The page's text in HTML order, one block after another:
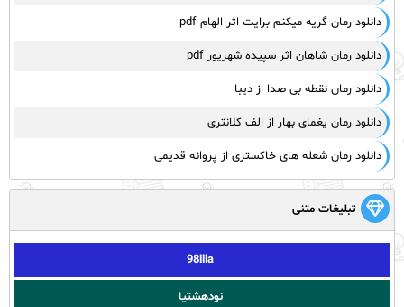
دانلود رمان گریه میکنم برایت اثر الهام pdf
دانلود رمان شاهان اثر سپیده شهریور pdf
دانلود رمان نقطه بی صدا از دیبا
دانلود رمان یغمای بهار از الف کلانتری
دانلود رمان شعله های خاکستری از پروانه قدیمی
تبلیغات متنی
98iiia
نودهشتیا